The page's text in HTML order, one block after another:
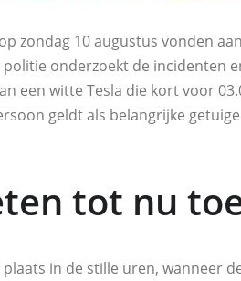
zondag 10 augustus vonden
politie onderzoekt de incidenten
een witte Tesla die kort voor
geldt als belangrijke
tot nu
in de stille uren, wanneer